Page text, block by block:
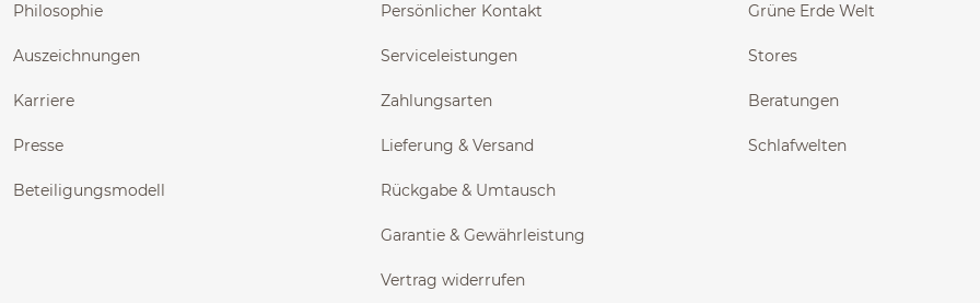
Philosophie
Auszeichnungen
Karriere
Presse
Beteiligungsmodell
Persönlicher Kontakt
Serviceleistungen
Zahlungsarten
Lieferung & Versand
Rückgabe & Umtausch
Garantie & Gewährleistung
Vertrag widerrufen
Grüne Erde Welt
Stores
Beratungen
Schlafwelten